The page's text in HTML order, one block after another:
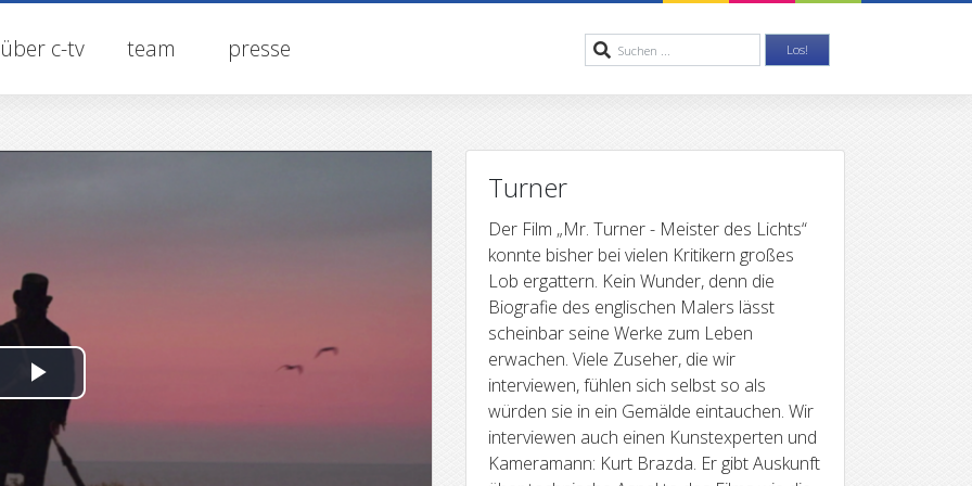
über c-tv team presse
P
Turner
Der Film „Mr. Turner - Meister des Lichts“
konnte bisher bei vielen Kritikern großes
Lob ergattern. Kein Wunder, denn die
Biografie des englischen Malers lässt
scheinbar seine Werke zum Leben
erwachen. Viele Zuseher, die wir
interviewen, fühlen sich selbst so als
würden sie in ein Gemälde eintauchen. Wir
interviewen auch einen Kunstexperten und
Kameramann: Kurt Brazda. Er gibt Auskunft